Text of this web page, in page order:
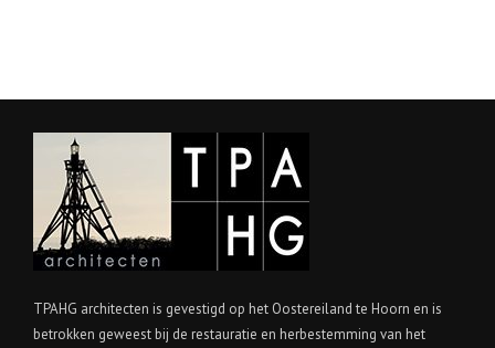
TPAHG architecten is gevestigd op het Oostereiland te Hoorn en is
betrokken geweest bij de restauratie en herbestemming van het